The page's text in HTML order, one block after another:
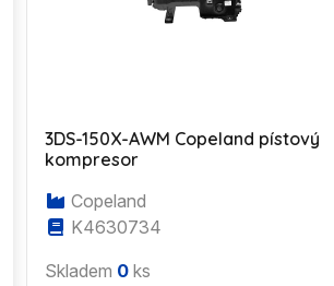
3DS-150X-AWM Copeland pístový
kompresor
Copeland
K4630734
Skladem 0 ks